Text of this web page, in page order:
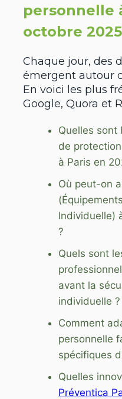
personnelle
octobre 2025
Chaque jour, des
émergent autour
En voici les plus
Google, Quora et
Quelles sont
de
à Paris en
Où peut-on
Individuelle)
?
Quels sont
avant la
individuelle ?
Comment
personnelle
spécifiques
Quelles
Préventica